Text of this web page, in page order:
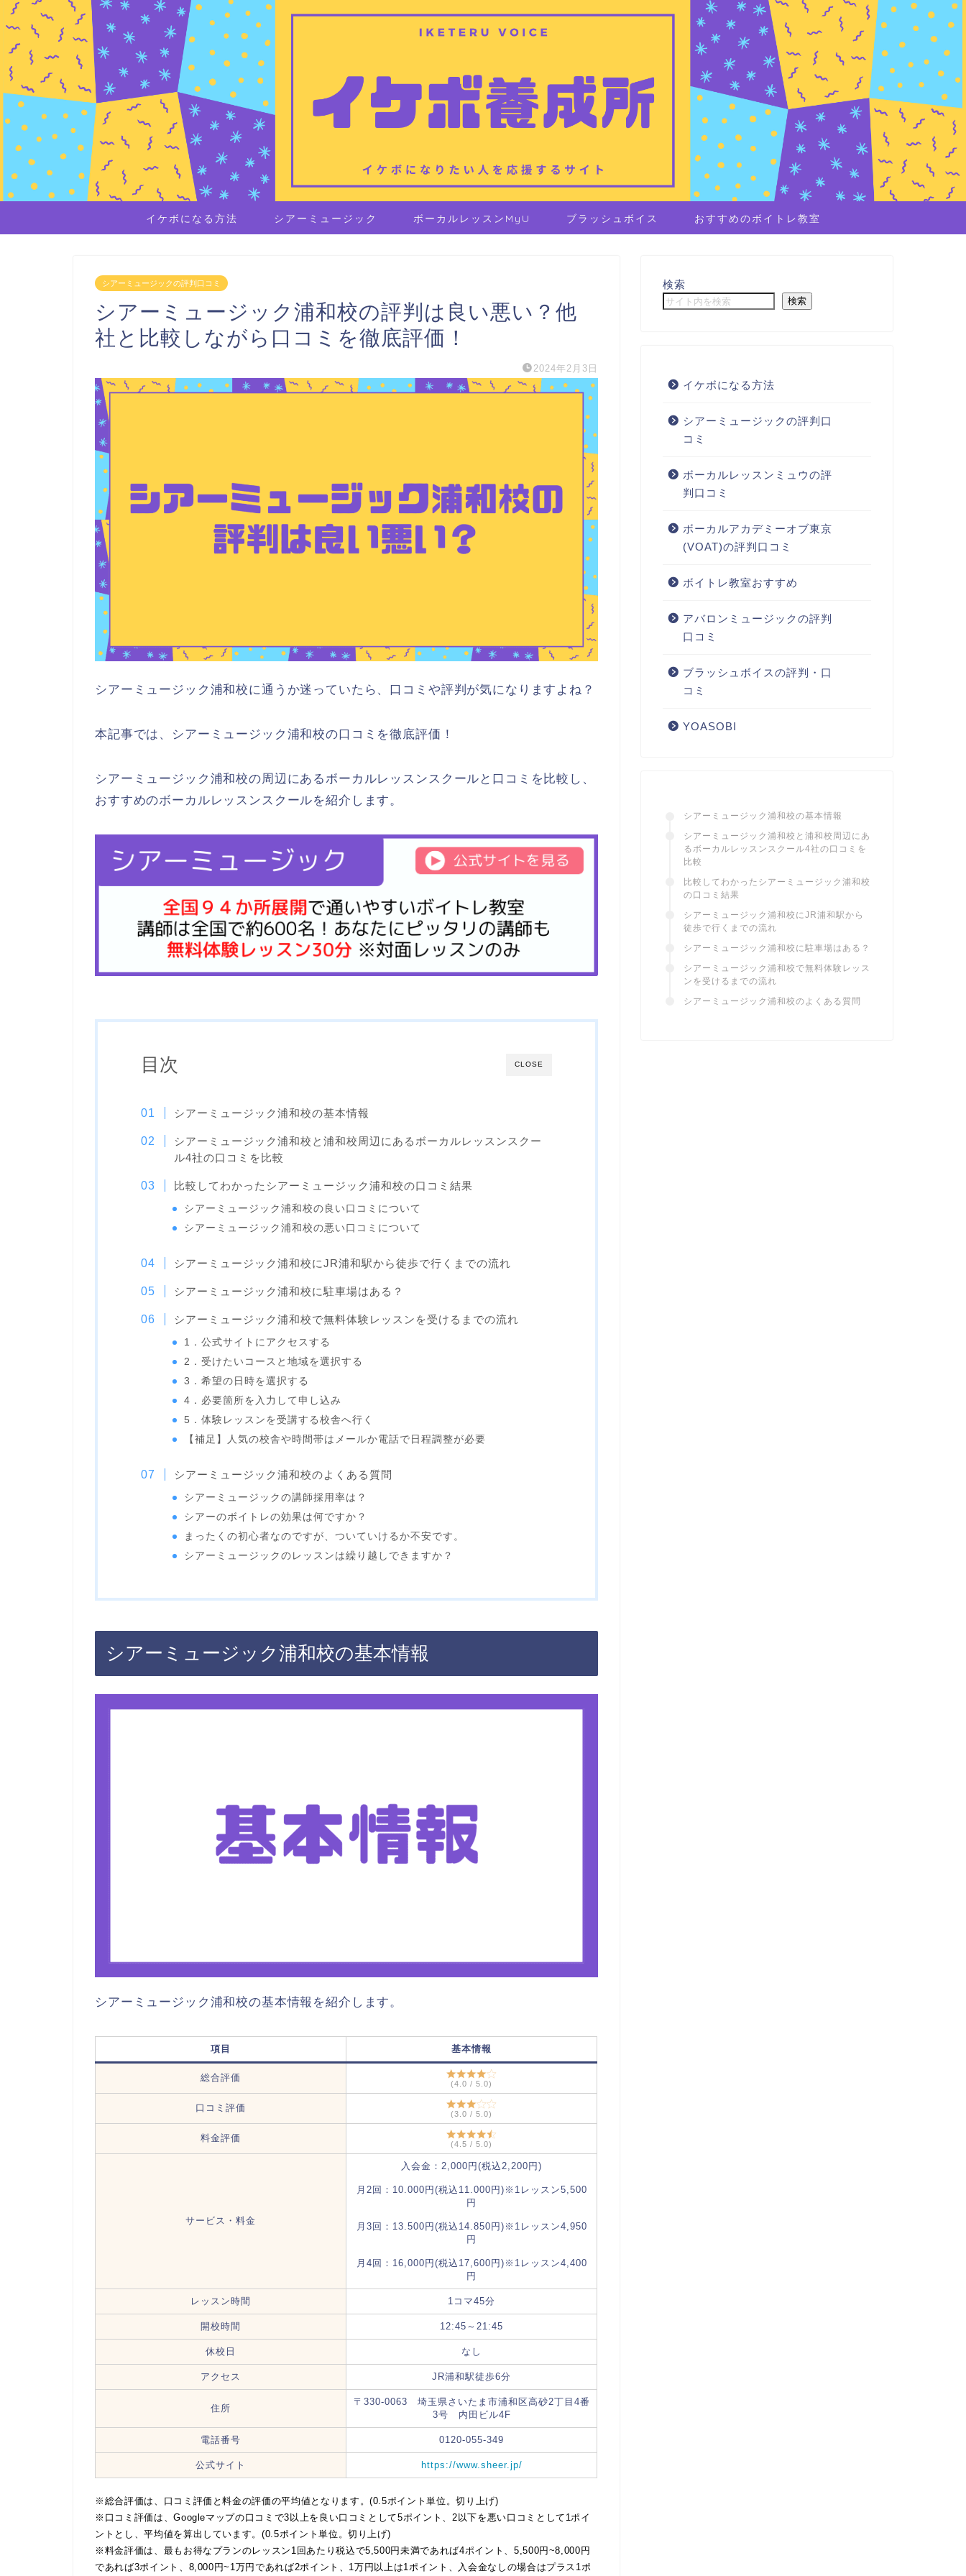
イケボになる方法 シアーミュージック ボーカルレッスンMyU ブラッシュボイス おすすめのボイトレ教室
シアーミュージックの評判口コミ
シアーミュージック浦和校の評判は良い悪い？他
社と比較しながら口コミを徹底評価！
2024年2月3日
シアーミュージック浦和校に通うか迷っていたら、口コミや評判が気になりますよね？
本記事では、シアーミュージック浦和校の口コミを徹底評価！
シアーミュージック浦和校の周辺にあるボーカルレッスンスクールと口コミを比較し、
おすすめのボーカルレッスンスクールを紹介します。
CLOSE
目次
シアーミュージック浦和校の基本情報
シアーミュージック浦和校と浦和校周辺にあるボーカルレッスンスクー
ル4社の口コミを比較
比較してわかったシアーミュージック浦和校の口コミ結果
シアーミュージック浦和校の良い口コミについて
シアーミュージック浦和校の悪い口コミについて
シアーミュージック浦和校にJR浦和駅から徒歩で行くまでの流れ
シアーミュージック浦和校に駐車場はある？
シアーミュージック浦和校で無料体験レッスンを受けるまでの流れ
1．公式サイトにアクセスする
2．受けたいコースと地域を選択する
3．希望の日時を選択する
4．必要箇所を入力して申し込み
5．体験レッスンを受講する校舎へ行く
【補足】人気の校舎や時間帯はメールか電話で日程調整が必要
シアーミュージック浦和校のよくある質問
シアーミュージックの講師採用率は？
シアーのボイトレの効果は何ですか？
まったくの初心者なのですが、ついていけるか不安です。
シアーミュージックのレッスンは繰り越しできますか？
シアーミュージック浦和校の基本情報
シアーミュージック浦和校の基本情報を紹介します。
項目 基本情報
総合評価
(4.0 / 5.0)
口コミ評価
(3.0 / 5.0)
料金評価
(4.5 / 5.0)
サービス・料金
入会金：2,000円(税込2,200円)
月2回：10.000円(税込11.000円)※1レッスン5,500
円
月3回：13.500円(税込14.850円)※1レッスン4,950
円
月4回：16,000円(税込17,600円)※1レッスン4,400
円
レッスン時間 1コマ45分
開校時間 12:45～21:45
休校日 なし
アクセス JR浦和駅徒歩6分
住所
〒330-0063 埼玉県さいたま市浦和区高砂2丁目4番
3号 内田ビル4F
電話番号 0120-055-349
公式サイト https://www.sheer.jp/
※総合評価は、口コミ評価と料金の評価の平均値となります。(0.5ポイント単位。切り上げ)
※口コミ評価は、Googleマップの口コミで3以上を良い口コミとして5ポイント、2以下を悪い口コミとして1ポイ
ントとし、平均値を算出しています。(0.5ポイント単位。切り上げ)
※料金評価は、最もお得なプランのレッスン1回あたり税込で5,500円未満であれば4ポイント、5,500円~8,000円
であれば3ポイント、8,000円~1万円であれば2ポイント、1万円以上は1ポイント、入会金なしの場合はプラス1ポ
検索
検索
イケボになる方法
シアーミュージックの評判口
コミ
ボーカルレッスンミュウの評
判口コミ
ボーカルアカデミーオブ東京
(VOAT)の評判口コミ
ボイトレ教室おすすめ
アバロンミュージックの評判
口コミ
ブラッシュボイスの評判・口
コミ
YOASOBI
シアーミュージック浦和校の基本情報
シアーミュージック浦和校と浦和校周辺にあ
るボーカルレッスンスクール4社の口コミを
比較
比較してわかったシアーミュージック浦和校
の口コミ結果
シアーミュージック浦和校にJR浦和駅から
徒歩で行くまでの流れ
シアーミュージック浦和校に駐車場はある？
シアーミュージック浦和校で無料体験レッス
ンを受けるまでの流れ
シアーミュージック浦和校のよくある質問